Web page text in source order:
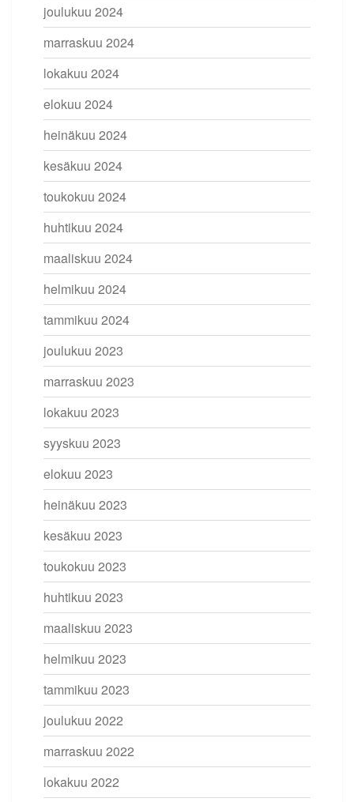
joulukuu 2024
marraskuu 2024
lokakuu 2024
elokuu 2024
heinäkuu 2024
kesäkuu 2024
toukokuu 2024
huhtikuu 2024
maaliskuu 2024
helmikuu 2024
tammikuu 2024
joulukuu 2023
marraskuu 2023
lokakuu 2023
syyskuu 2023
elokuu 2023
heinäkuu 2023
kesäkuu 2023
toukokuu 2023
huhtikuu 2023
maaliskuu 2023
helmikuu 2023
tammikuu 2023
joulukuu 2022
marraskuu 2022
lokakuu 2022